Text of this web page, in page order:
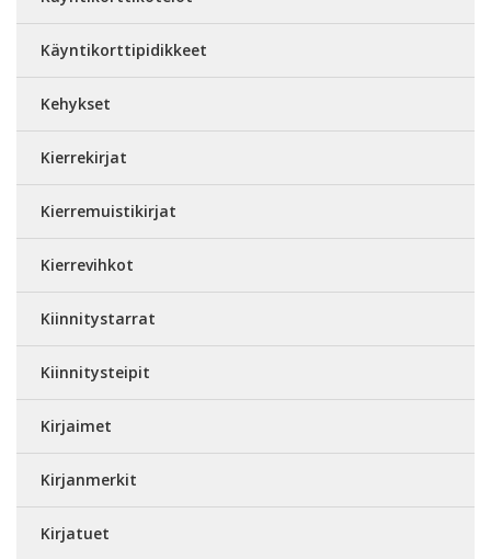
Käyntikorttipidikkeet
Kehykset
Kierrekirjat
Kierremuistikirjat
Kierrevihkot
Kiinnitystarrat
Kiinnitysteipit
Kirjaimet
Kirjanmerkit
Kirjatuet